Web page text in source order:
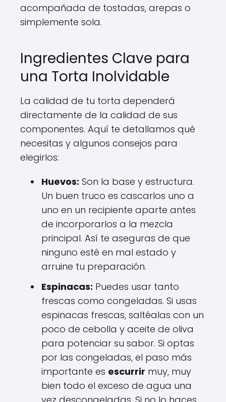
acompañada de tostadas, arepas o
simplemente sola.
Ingredientes Clave para
una Torta Inolvidable
La calidad de tu torta dependerá
directamente de la calidad de sus
componentes. Aquí te detallamos qué
necesitas y algunos consejos para
elegirlos:
Huevos: Son la base y estructura.
Un buen truco es cascarlos uno a
uno en un recipiente aparte antes
de incorporarlos a la mezcla
principal. Así te aseguras de que
ninguno esté en mal estado y
arruine tu preparación.
Espinacas: Puedes usar tanto
frescas como congeladas. Si usas
espinacas frescas, saltéalas con un
poco de cebolla y aceite de oliva
para potenciar su sabor. Si optas
por las congeladas, el paso más
importante es escurrir muy, muy
bien todo el exceso de agua una